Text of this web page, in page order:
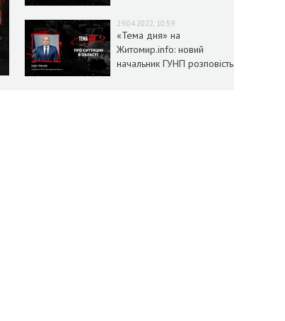
29.04.2022, 10:59
«Тема дня» на
Житомир.info: новий
начальник ГУНП розповість